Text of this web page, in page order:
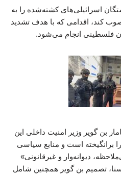
اسرائیلی‌های کشته‌شده را به
کند، اقدامی که با هدف تشدید
فلسطینی انجام می‌شود.
بن گویر وزیر امنیت داخلی این
برانگیخته است و منابع سیاسی
دیوانه‌وار و غیرقانونی»
تصمیم بن گویر همچنین شامل